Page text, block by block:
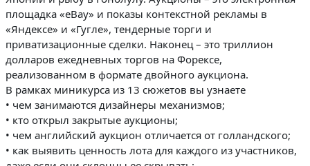
площадка «eBay» и показы контекстной рекламы в
«Яндексе» и «Гугле», тендерные торги и
приватизационные сделки. Наконец – это триллион
долларов ежедневных торгов на Форексе,
реализованном в формате двойного аукциона.
В рамках миникурса из 13 сюжетов вы узнаете
• чем занимаются дизайнеры механизмов;
• кто открыл закрытые аукционы;
• чем английский аукцион отличается от голландского;
• как выявить ценность лота для каждого из участников,